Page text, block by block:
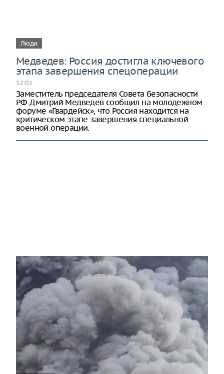
Люди
Медведев: Россия достигла ключевого
этапа завершения спецоперации
12:01
Заместитель председателя Совета безопасности
РФ Дмитрий Медведев сообщил на молодежном
форуме «Гвардейск», что Россия находится на
критическом этапе завершения специальной
военной операции.